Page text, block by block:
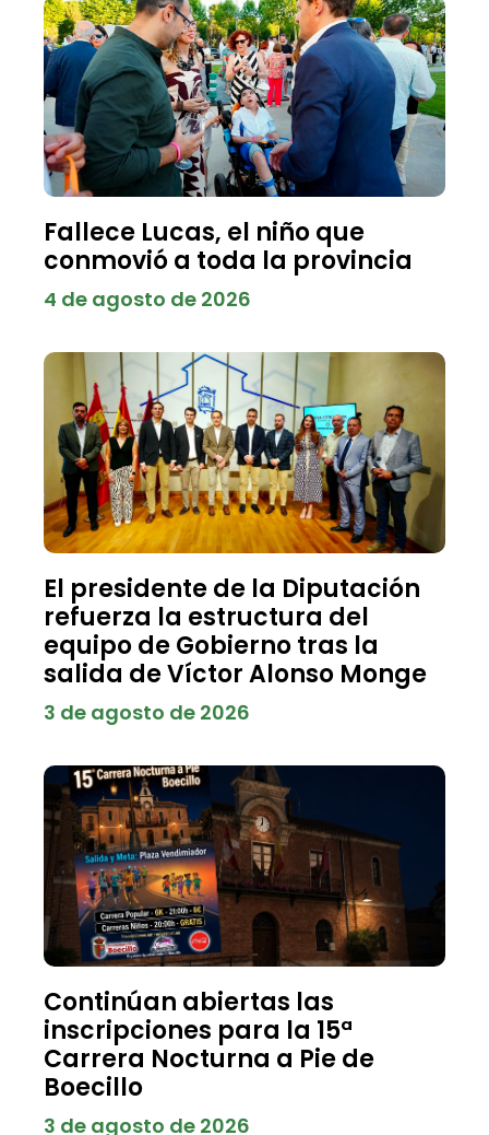
Fallece Lucas, el niño que
conmovió a toda la provincia
4 de agosto de 2026
El presidente de la Diputación
refuerza la estructura del
equipo de Gobierno tras la
salida de Víctor Alonso Monge
3 de agosto de 2026
Continúan abiertas las
inscripciones para la 15ª
Carrera Nocturna a Pie de
Boecillo
3 de agosto de 2026